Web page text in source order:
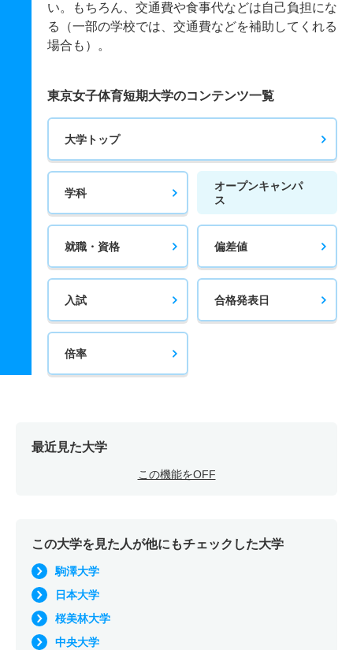
い。もちろん、交通費や食事代などは自己負担にな
る（一部の学校では、交通費などを補助してくれる
場合も）。
東京女子体育短期大学のコンテンツ一覧
大学トップ
学科
オープンキャンパ
ス
就職・資格 偏差値
入試 合格発表日
倍率
最近見た大学
この機能をOFF
この大学を見た人が他にもチェックした大学
駒澤大学
日本大学
桜美林大学
中央大学